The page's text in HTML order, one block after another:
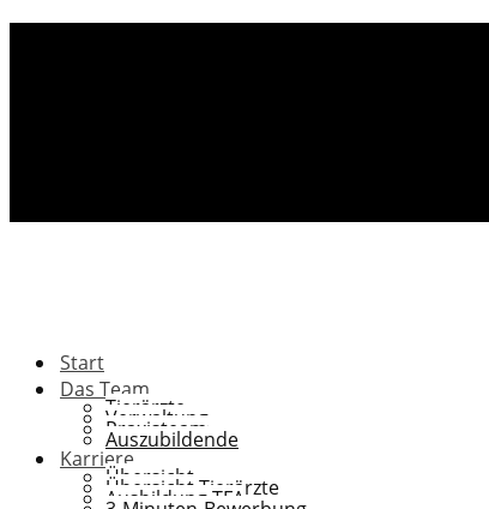
Start
Das Team
Tierärzte
Verwaltung
Praxisteam
Auszubildende
Karriere
Übersicht
Übersicht Tierärzte
Ausbildung TFA